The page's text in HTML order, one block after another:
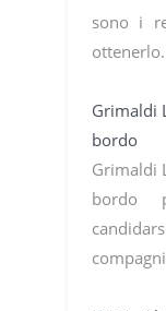
sono i
ottenerlo.
Grimaldi
bordo
Grimaldi
bordo